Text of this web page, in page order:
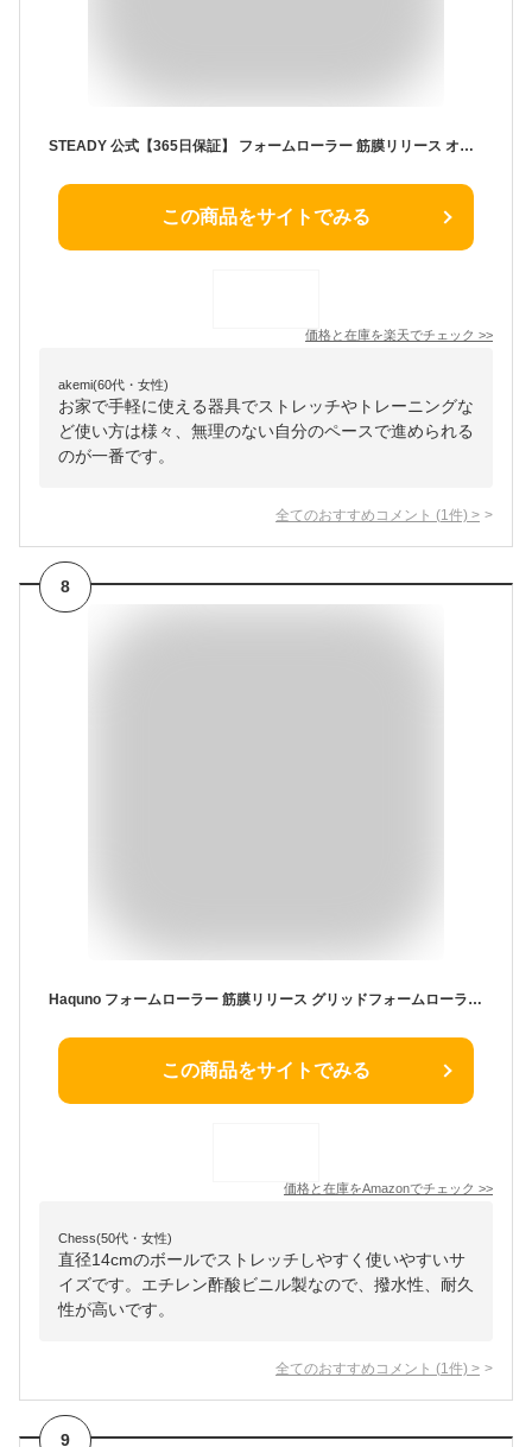
STEADY 公式【365日保証】 フォームローラー 筋膜リリース オレンジ 日本語トレーニング動画 収納袋付 STEADY ヨガポール ストレッチローラー 肩こり 首こり 腰痛 トレーニング フィットネス ストレッチ ST107
この商品をサイトでみる
価格と在庫を楽天でチェック >>
akemi(60代・女性)
お家で手軽に使える器具でストレッチやトレーニングな
ど使い方は様々、無理のない自分のペースで進められる
のが一番です。
全てのおすすめコメント (1 件) >
8
Haquno フォームローラー 筋膜リリース グリッドフォームローラー ヨガポール トレーニング スポーツ フィットネス ストレッチ器具 日本語説明書付 (オレンジ)…
この商品をサイトでみる
価格と在庫をAmazonでチェック >>
Chess(50代・女性)
直径14cmのボールでストレッチしやすく使いやすいサ
イズです。エチレン酢酸ビニル製なので、撥水性、耐久
性が高いです。
全てのおすすめコメント (1 件) >
9